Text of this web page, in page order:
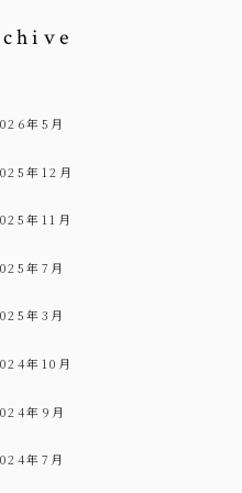
年5月
年12月
年11月
年7月
年3月
年10月
年9月
年7月